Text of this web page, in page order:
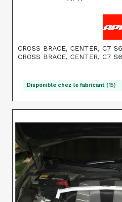
CROSS BRACE, CENTER, C7
CROSS BRACE, CENTER, C7
Disponible chez le fabricant (15)